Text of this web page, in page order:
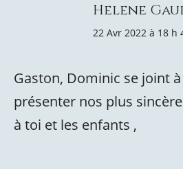
Helene
22 Avr 2022 à 18 h
Gaston, Dominic se joint
présenter nos plus
à toi et les enfants ,